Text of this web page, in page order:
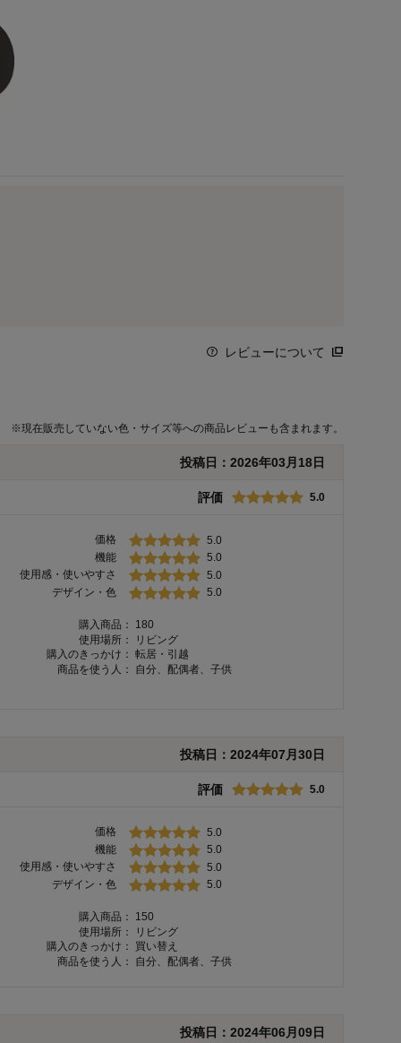
レビューについて
※現在販売していない色・サイズ等への商品レビューも含まれます。
投稿日： 2026年03月18日
評価 5.0
価格
5.0
機能
5.0
使用感・使いやすさ
5.0
デザイン・色
5.0
購入商品：
180
使用場所：
リビング
購入のきっかけ： 転居・引越
商品を使う人：
自分、配偶者、子供
投稿日： 2024年07月30日
評価 5.0
価格
5.0
機能
5.0
使用感・使いやすさ
5.0
デザイン・色
5.0
購入商品：
150
使用場所：
リビング
購入のきっかけ：
買い替え
商品を使う人：
自分、配偶者、子供
投稿日： 2024年06月09日